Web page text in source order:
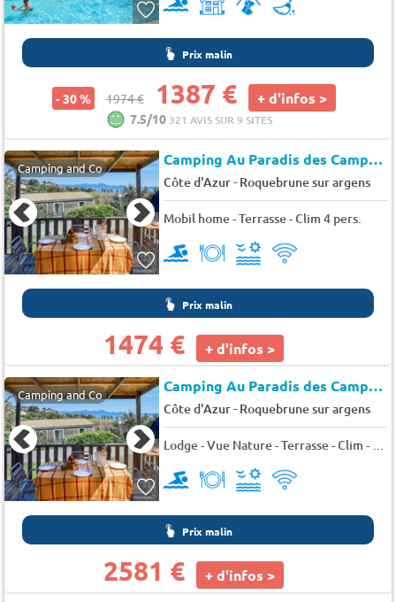
Prix malin
- 30 % 1974 € 1387 € + d'infos >
7.5/10 321 AVIS SUR 9 SITES
Camping and Co Camping Au Paradis des Campeurs
Côte d'Azur- Roquebrune sur argens
Mobil home - Terrasse - Clim 4 pers.
Prix malin
1474 € + d'infos >
Camping and Co Camping Au Paradis des Campeurs
Côte d'Azur- Roquebrune sur argens
Lodge - Vue Nature - Terrasse - Clim - TV 6 pers.
Prix malin
2581 € + d'infos >